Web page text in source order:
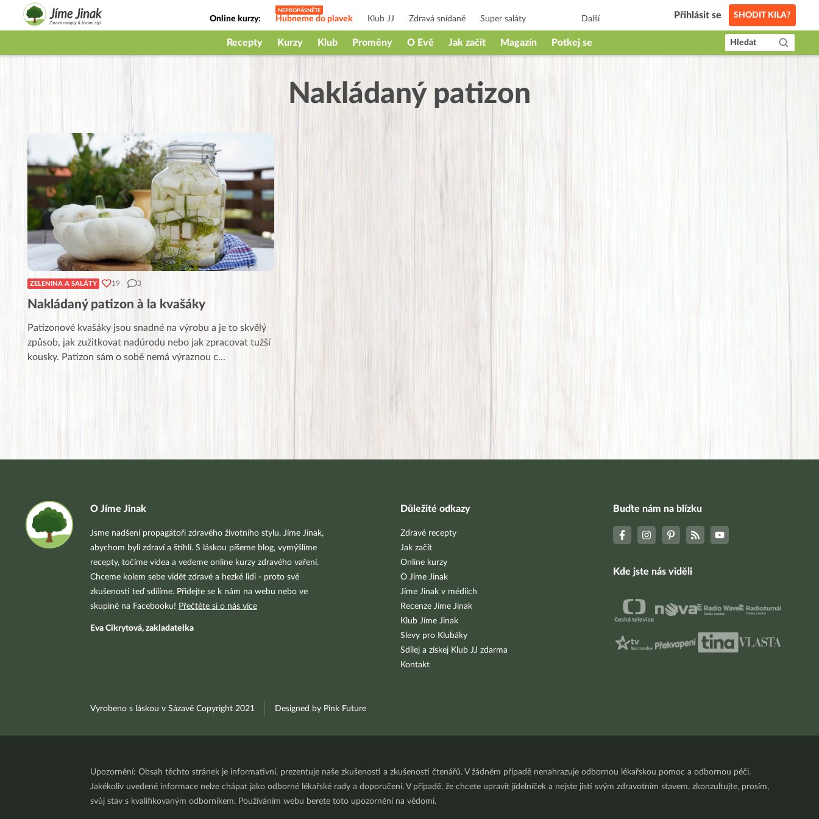
Online kurzy: Hubneme do plavek Klub JJ Zdravá snídaně Super saláty
Jak na babičky
Další Přihlásit se SHODIT KILA?
Recepty Kurzy Klub Proměny O Evě Jak začít Magazín Potkej se Hledat
Nakládaný patizon
ZELENINA A SALÁTY 19 3
Nakládaný patizon à la kvašáky
Patizonové kvašáky jsou snadné na výrobu a je to skvělý
způsob, jak zužitkovat nadúrodu nebo jak zpracovat tužší
kousky. Patizon sám o sobě nemá výraznou c...
O Jíme Jinak
Jsme nadšení propagátoři zdravého životního stylu. Jíme Jinak,
abychom byli zdraví a štíhlí. S láskou píšeme blog, vymýšlíme
recepty, točíme videa a vedeme online kurzy zdravého vaření.
Chceme kolem sebe vidět zdravé a hezké lidi - proto své
zkušenosti teď sdílíme. Přidejte se k nám na webu nebo ve
skupině na Facebooku! Přečtěte si o nás více
Eva Cikrytová, zakladatelka
Důležité odkazy
Zdravé recepty
Jak začít
Online kurzy
O Jíme Jinak
Jíme Jinak v médiích
Recenze Jíme Jinak
Klub Jíme Jinak
Slevy pro Klubáky
Sdílej a získej Klub JJ zdarma
Kontakt
Buďte nám na blízku
Kde jste nás viděli
Vyrobeno s láskou v Sázavě Copyright 2021 Designed by Pink Future
Upozornění: Obsah těchto stránek je informativní, prezentuje naše zkušenosti a zkušenosti čtenářů. V žádném případě nenahrazuje odbornou lékařskou pomoc a odbornou péči.
Jakékoliv uvedené informace nelze chápat jako odborné lékařské rady a doporučení. V případě, že chcete upravit jídelníček a nejste jistí svým zdravotním stavem, zkonzultujte, prosím,
svůj stav s kvalifikovaným odborníkem. Používáním webu berete toto upozornění na vědomí.